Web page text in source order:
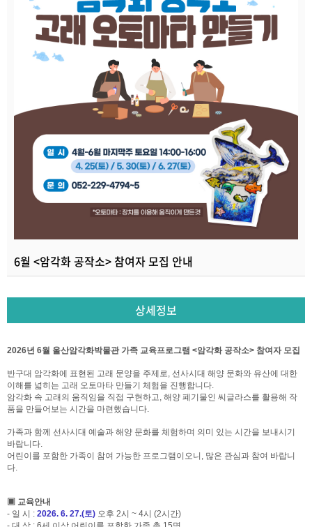
6월 <암각화 공작소> 참여자 모집 안내
상세정보
2026년 6월 울산암각화박물관 가족 교육프로그램 <암각화 공작소> 참여자 모집
반구대 암각화에 표현된 고래 문양을 주제로, 선사시대 해양 문화와 유산에 대한
이해를 넓히는 고래 오토마타 만들기 체험을 진행합니다.
암각화 속 고래의 움직임을 직접 구현하고, 해양 폐기물인 씨글라스를 활용해 작
품을 만들어보는 시간을 마련했습니다.
가족과 함께 선사시대 예술과 해양 문화를 체험하며 의미 있는 시간을 보내시기
바랍니다.
어린이를 포함한 가족이 참여 가능한 프로그램이오니, 많은 관심과 참여 바랍니
다.
▣ 교육안내
- 일 시 : 2026. 6. 27.(토) 오후 2시 ~ 4시 (2시간)